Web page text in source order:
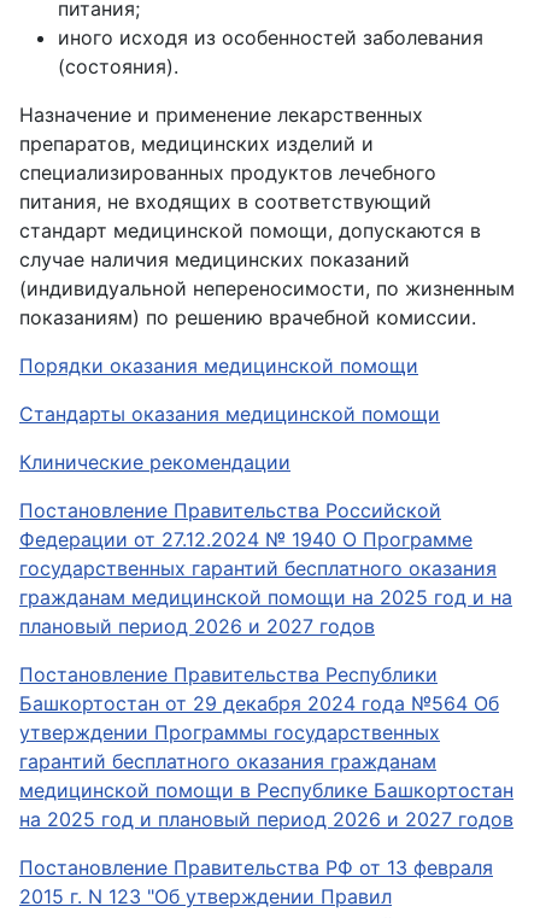
питания;
иного исходя из особенностей заболевания
(состояния).
Назначение и применение лекарственных
препаратов, медицинских изделий и
специализированных продуктов лечебного
питания, не входящих в соответствующий
стандарт медицинской помощи, допускаются в
случае наличия медицинских показаний
(индивидуальной непереносимости, по жизненным
показаниям) по решению врачебной комиссии.
Порядки оказания медицинской помощи
Стандарты оказания медицинской помощи
Клинические рекомендации
Постановление Правительства Российской
Федерации от 27.12.2024 № 1940 О Программе
государственных гарантий бесплатного оказания
гражданам медицинской помощи на 2025 год и на
плановый период 2026 и 2027 годов
Постановление Правительства Республики
Башкортостан от 29 декабря 2024 года №564 Об
утверждении Программы государственных
гарантий бесплатного оказания гражданам
медицинской помощи в Республике Башкортостан
на 2025 год и плановый период 2026 и 2027 годов
Постановление Правительства РФ от 13 февраля
2015 г. N 123 "Об утверждении Правил